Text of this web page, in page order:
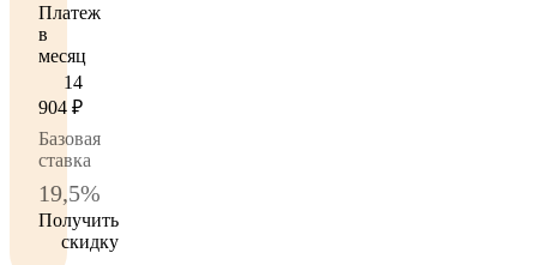
Платеж
в
месяц
14
904 ₽
Базовая
ставка
19,5%
Получить
скидку